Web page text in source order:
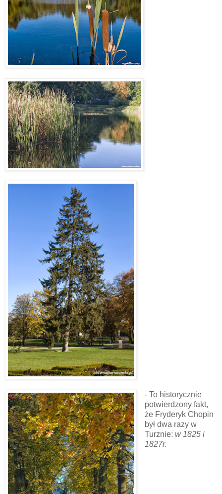
- To historycznie
potwierdzony fakt,
że Fryderyk Chopin
był dwa razy w
Turznie: w 1825 i
1827r.